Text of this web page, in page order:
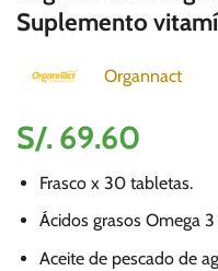
Suplemento
Organnact
S/. 69.60
Frasco x 30 tabletas.
Ácidos grasos Omega
Aceite de pescado de